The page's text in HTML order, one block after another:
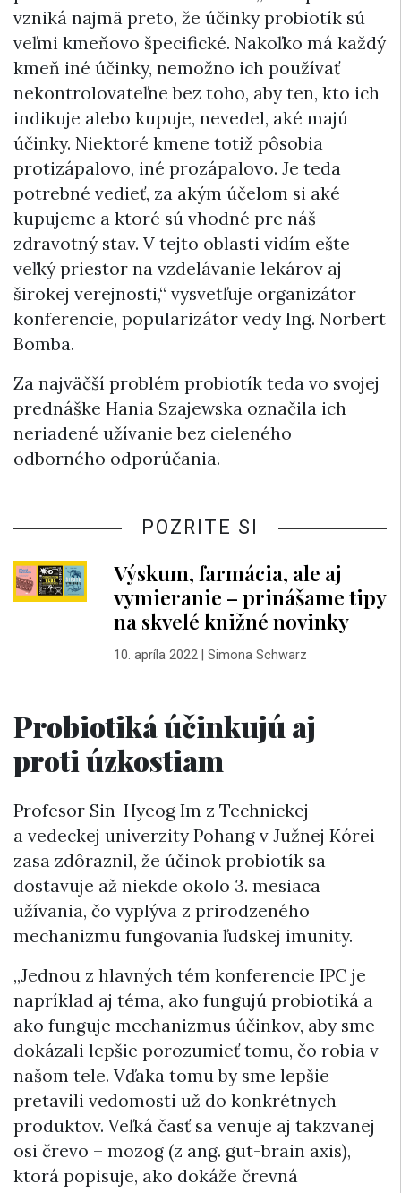
vzniká najmä preto, že účinky probiotík sú
veľmi kmeňovo špecifické. Nakoľko má každý
kmeň iné účinky, nemožno ich používať
nekontrolovateľne bez toho, aby ten, kto ich
indikuje alebo kupuje, nevedel, aké majú
účinky. Niektoré kmene totiž pôsobia
protizápalovo, iné prozápalovo. Je teda
potrebné vedieť, za akým účelom si aké
kupujeme a ktoré sú vhodné pre náš
zdravotný stav. V tejto oblasti vidím ešte
veľký priestor na vzdelávanie lekárov aj
širokej verejnosti,“ vysvetľuje organizátor
konferencie, popularizátor vedy Ing. Norbert
Bomba.
Za najväčší problém probiotík teda vo svojej
prednáške Hania Szajewska označila ich
neriadené užívanie bez cieleného
odborného odporúčania.
POZRITE SI
Výskum, farmácia, ale aj
vymieranie – prinášame tipy
na skvelé knižné novinky
10. apríla 2022| Simona Schwarz
Probiotiká účinkujú aj
proti úzkostiam
Profesor Sin-Hyeog Im z Technickej
a vedeckej univerzity Pohang v Južnej Kórei
zasa zdôraznil, že účinok probiotík sa
dostavuje až niekde okolo 3. mesiaca
užívania, čo vyplýva z prirodzeného
mechanizmu fungovania ľudskej imunity.
„Jednou z hlavných tém konferencie IPC je
napríklad aj téma, ako fungujú probiotiká a
ako funguje mechanizmus účinkov, aby sme
dokázali lepšie porozumieť tomu, čo robia v
našom tele. Vďaka tomu by sme lepšie
pretavili vedomosti už do konkrétnych
produktov. Veľká časť sa venuje aj takzvanej
osi črevo – mozog (z ang. gut-brain axis),
ktorá popisuje, ako dokáže črevná